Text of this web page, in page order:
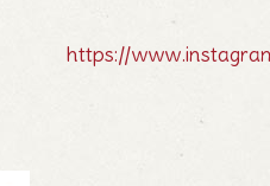
https://